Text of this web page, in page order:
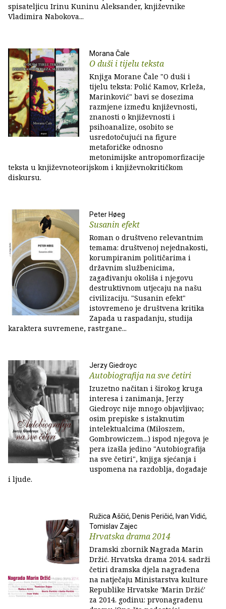
spisateljicu Irinu Kuninu Aleksander, književnike
Vladimira Nabokova...
Morana Čale
O duši i tijelu teksta
Knjiga Morane Čale "O duši i
tijelu teksta: Polić Kamov, Krleža,
Marinković" bavi se dosezima
razmjene između književnosti,
znanosti o književnosti i
psihoanalize, osobito se
usredotočujući na figure
metaforičke odnosno
metonimijske antropomorfizacije
teksta u književnoteorijskom i književnokritičkom
diskursu.
Peter Høeg
Susanin efekt
Roman o društveno relevantnim
temama: društvenoj nejednakosti,
korumpiranim političarima i
državnim službenicima,
zagađivanju okoliša i njegovu
destruktivnom utjecaju na našu
civilizaciju. "Susanin efekt"
istovremeno je društvena kritika
Zapada u raspadanju, studija
karaktera suvremene, rastrgane...
Jerzy Giedroyc
Autobiografija na sve četiri
Izuzetno načitan i širokog kruga
interesa i zanimanja, Jerzy
Giedroyc nije mnogo objavljivao;
osim prepiske s istaknutim
intelektualcima (Miłoszem,
Gombrowiczem...) ispod njegova je
pera izašla jedino "Autobiografija
na sve četiri", knjiga sjećanja i
uspomena na razdoblja, događaje
i ljude.
Ružica Aščić, Denis Peričić, Ivan Vidić,
Tomislav Zajec
Hrvatska drama 2014
Dramski zbornik Nagrada Marin
Držić. Hrvatska drama 2014. sadrži
četiri dramska djela nagrađena
na natječaju Ministarstva kulture
Republike Hrvatske 'Marin Držić'
za 2014. godinu: prvonagrađenu